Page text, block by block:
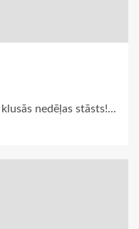
nedēļas stāsts!...